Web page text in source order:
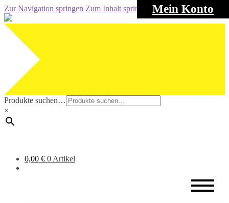
Mein Konto
Zur Navigation springen Zum Inhalt springen
Produkte suchen…
×
0,00 € 0 Artikel